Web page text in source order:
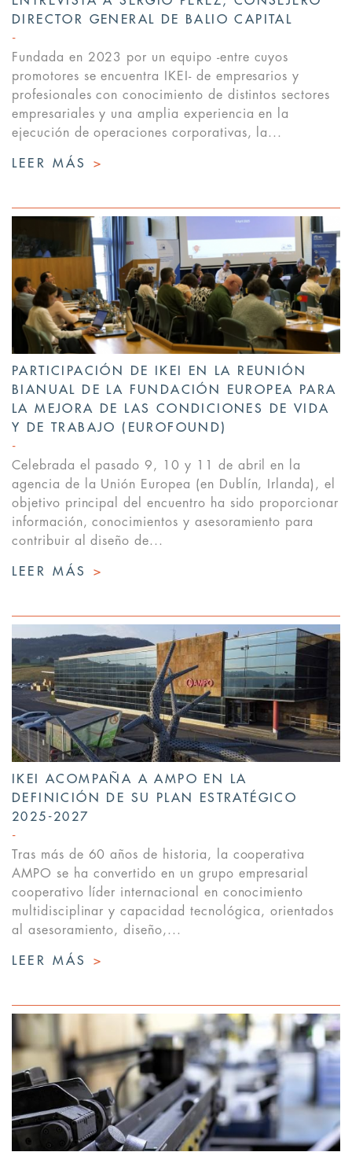
DIRECTOR GENERAL DE BALIO CAPITAL
Fundada en 2023 por un equipo -entre cuyos
promotores se encuentra IKEI- de empresarios y
profesionales con conocimiento de distintos sectores
empresariales y una amplia experiencia en la
ejecución de operaciones corporativas, la...
LEER MÁS >
PARTICIPACIÓN DE IKEI EN LA REUNIÓN
BIANUAL DE LA FUNDACIÓN EUROPEA PARA
LA MEJORA DE LAS CONDICIONES DE VIDA
Y DE TRABAJO (EUROFOUND)
Celebrada el pasado 9, 10 y 11 de abril en la
agencia de la Unión Europea (en Dublín, Irlanda), el
objetivo principal del encuentro ha sido proporcionar
información, conocimientos y asesoramiento para
contribuir al diseño de...
LEER MÁS >
IKEI ACOMPAÑA A AMPO EN LA
DEFINICIÓN DE SU PLAN ESTRATÉGICO
2025-2027
Tras más de 60 años de historia, la cooperativa
AMPO se ha convertido en un grupo empresarial
cooperativo líder internacional en conocimiento
multidisciplinar y capacidad tecnológica, orientados
al asesoramiento, diseño,...
LEER MÁS >